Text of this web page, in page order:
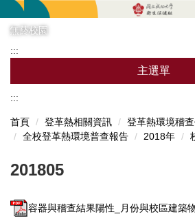
無菸校園
:::
主選單
最新消息
衛保組簡介
行事曆
:::
首頁 登革熱相關資訊
登革熱環境稽
全校登革熱環境普查報告
2018年
201805
容器與稽查結果陽性_月份與校區建築